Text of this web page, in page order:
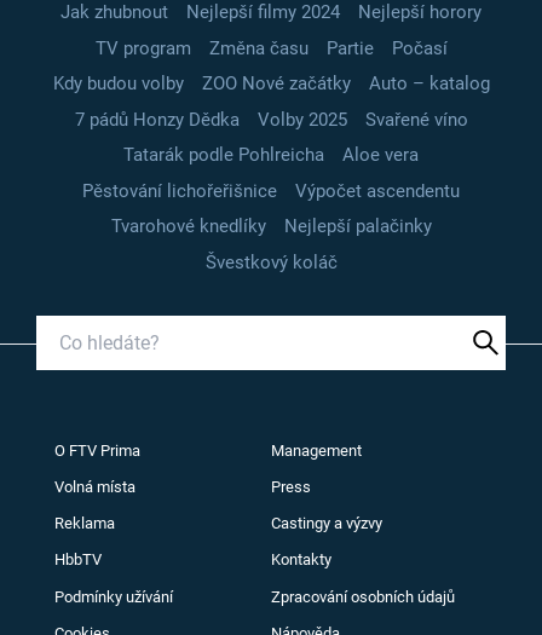
Jak zhubnout Nejlepší filmy 2024
Nejlepší horory
TV program
Změna času Partie
Počasí
Kdy budou volby
ZOO Nové začátky
Auto – katalog
7 pádů Honzy Dědka
Volby 2025
Svařené víno
Tatarák podle Pohlreicha
Aloe vera
Pěstování lichořeřišnice
Výpočet ascendentu
Tvarohové knedlíky
Nejlepší palačinky
Švestkový koláč
O FTV Prima Management
Volná místa Press
Reklama Castingy a výzvy
HbbTV Kontakty
Podmínky užívání Zpracování osobních údajů